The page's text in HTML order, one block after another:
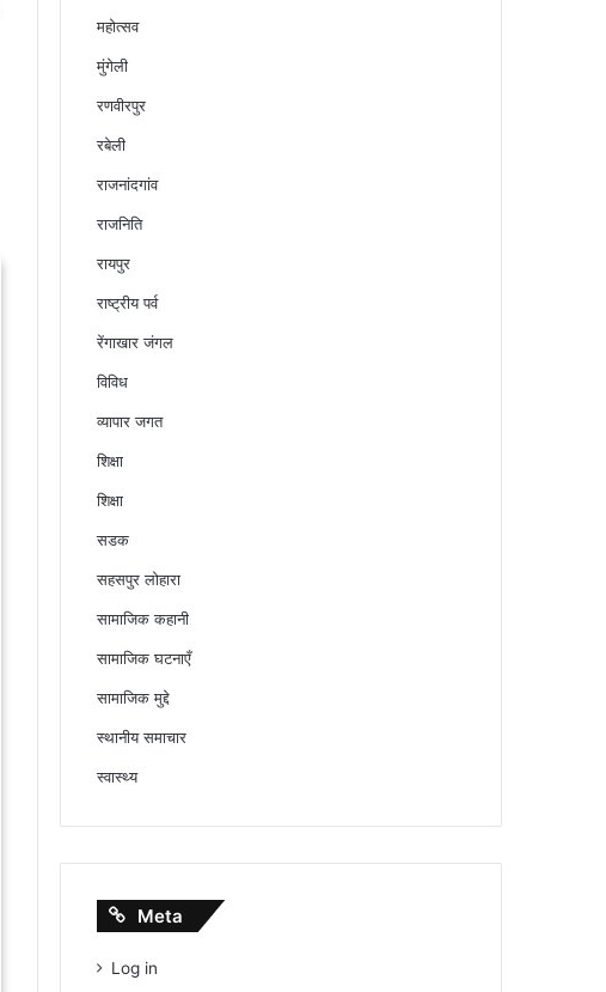
महोत्सव
मुंगेली
रणवीरपुर
रबेली
राजनांदगांव
राजनिति
रायपुर
राष्ट्रीय पर्व
रेंगाखार जंगल
विविध
व्यापार जगत
शिक्षा
शिक्षा
सडक
सहसपुर लोहारा
सामाजिक कहानी
सामाजिक घटनाएँ
सामाजिक मुद्दे
स्थानीय समाचार
स्वास्थ्य
Meta
Log in